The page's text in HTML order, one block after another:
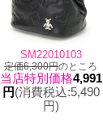
SM22010103
定価6,300円のところ
当店特別価格4,991
円(消費税込:5,490
円)